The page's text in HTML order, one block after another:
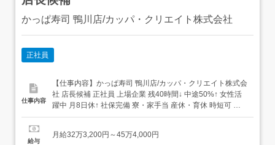
かっぱ寿司 鴨川店/カッパ・クリエイト株式会社
正社員
仕事内容
【仕事内容】かっぱ寿司 鴨川店/カッパ・クリエイト株式会
社 店長候補 正社員 上場企業 残40時間↓ 中途50%↑ 女性活
躍中 月8日休↑ 社保完備 寮・家⼿当 産休・育休 時短可 賞
与 退職金 まかないあり 求人情報掲載期間:2026/07/16～
充実の寿司店 住 所 千葉県 鴨川市 貝渚...
給与
月給32万3,200円～45万4,000円